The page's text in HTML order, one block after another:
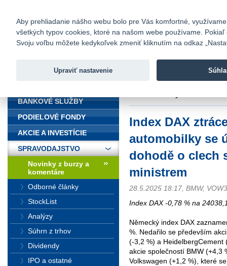
Fio banka
Fio banka
Index DAX
automobilky se
dohodě o clech
ministrem
28.5.2025 18:17, BMW,
Index DAX -0,78 % na
Německý index DAX
%. Nedařilo se především
(-3,2 %) a HeidelbergCement
akcie společností BMW (+4,3
Volkswagen (+1,2 %), které
BANKOVÉ SLUŽBY
PODIELOVÉ FONDY
AKCIE A INVESTÍCIE
SPRAVODAJSTVO
Novinky z burzy a
komentáre
Odborné články
StockList
Analýzy
Súhrn z trhov
Dividendy
IPO a ostatné
Aby prehliadanie nášho webu bolo pre Vás komfortné,
všetkých typov cookies, ktoré na našom webe používame.
Svoju voľbu môžete kedykoľvek zmeniť kliknutím na odkaz
Upraviť nastavenie